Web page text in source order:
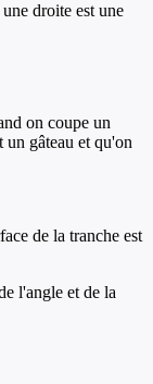
droite est une
on coupe un
gâteau et qu'on
de la tranche est
l'angle et de la